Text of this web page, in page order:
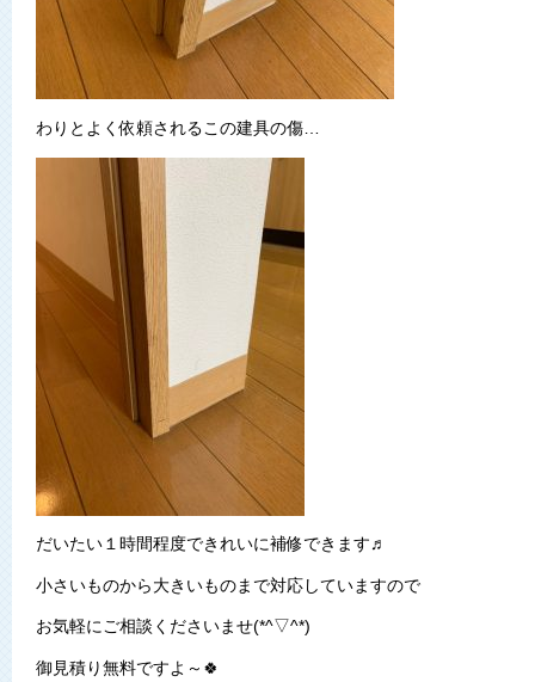
わりとよく依頼されるこの建具の傷…
だいたい１時間程度できれいに補修できます♬
小さいものから大きいものまで対応していますので
お気軽にご相談くださいませ(*^▽^*)
御見積り無料ですよ～🍀